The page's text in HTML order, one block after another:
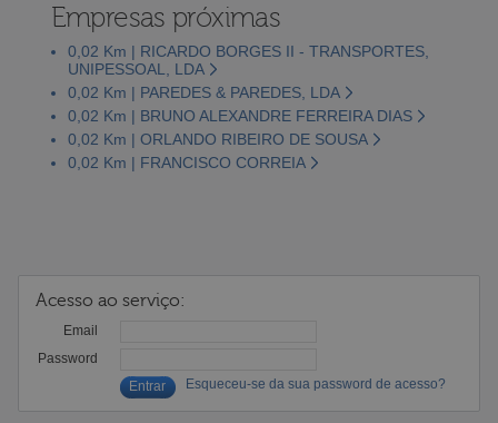
Empresas próximas
0,02 Km | RICARDO BORGES II - TRANSPORTES,
UNIPESSOAL, LDA
0,02 Km | PAREDES & PAREDES, LDA
0,02 Km | BRUNO ALEXANDRE FERREIRA DIAS
0,02 Km | ORLANDO RIBEIRO DE SOUSA
0,02 Km | FRANCISCO CORREIA
Acesso ao serviço:
Email
Password
Esqueceu-se da sua password de acesso?